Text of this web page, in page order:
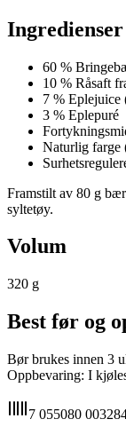
Ingredienser
60 %
10 % Råsaft
7 % Eplejuice
3 % Eplepuré
Naturlig farge
Framstilt av 80 g
syltetøy.
Volum
320 g
Best før og
Bør brukes innen 3
Oppbevaring: I
7 055080